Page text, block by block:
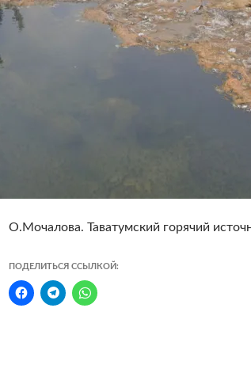
О.Мочалова. Таватумский горячий
ПОДЕЛИТЬСЯ ССЫЛКОЙ: